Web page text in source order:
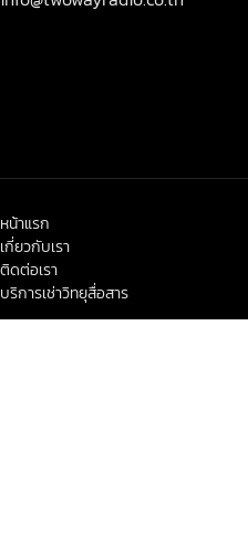
หน้าแรก
เกี่ยวกับเรา
ติดต่อเรา
บริการเช่าวิทยุสื่อสาร